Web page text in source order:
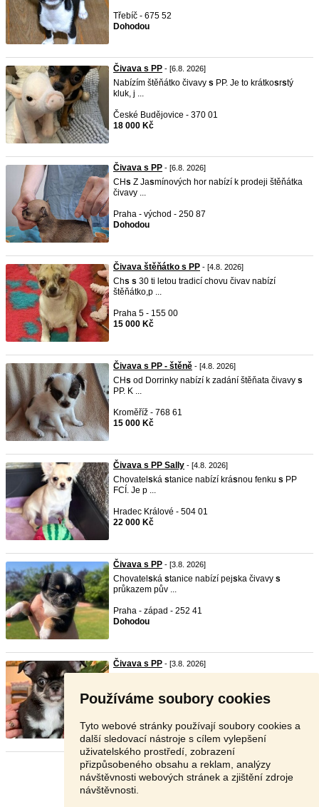
Používáme soubory cookies
Tyto webové stránky používají soubory cookies a
další sledovací nástroje s cílem vylepšení
uživatelského prostředí, zobrazení
přizpůsobeného obsahu a reklam, analýzy
návštěvnosti webových stránek a zjištění zdroje
návštěvnosti.
Třebíč - 675 52
Dohodou
Čivava s PP - [6.8. 2026]
Nabízím štěňátko čivavy s PP. Je to krátkosrstý
kluk, j ...
České Budějovice - 370 01
18 000 Kč
Čivava s PP - [6.8. 2026]
CHs Z Jasmínových hor nabízí k prodeji štěňátka
čivavy ...
Praha - východ - 250 87
Dohodou
Čivava štěňátko s PP - [4.8. 2026]
Chs s 30 ti letou tradicí chovu čivav nabízí
štěňátko,p ...
Praha 5 - 155 00
15 000 Kč
Čivava s PP - štěně - [4.8. 2026]
CHs od Dorrinky nabízí k zadání štěňata čivavy s
PP. K ...
Kroměříž - 768 61
15 000 Kč
Čivava s PP Sally - [4.8. 2026]
Chovatel ská stanice nabízí krásnou fenku s PP
FCÍ. Je p ...
Hradec Králové - 504 01
22 000 Kč
Čivava s PP - [3.8. 2026]
Chovatel ská stanice nabízí pejska čivavy s
průkazem pův ...
Praha - západ - 252 41
Dohodou
Čivava s PP - [3.8. 2026]
Dohodou
Stránka: 1 2 Další